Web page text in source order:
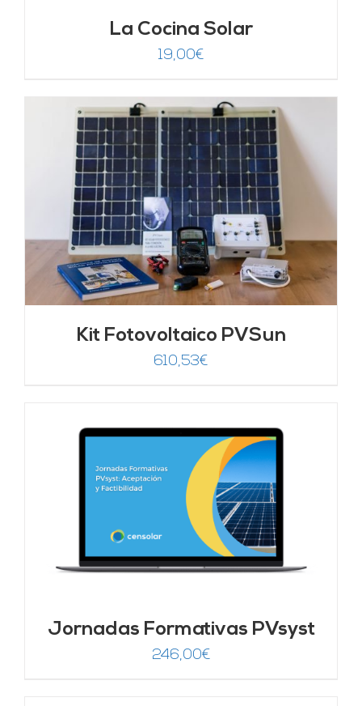
La Cocina Solar
19,00€
Kit Fotovoltaico PVSun
610,53€
Jornadas Formativas PVsyst
246,00€